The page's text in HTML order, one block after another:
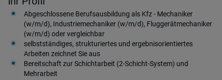
Abgeschlossene Berufsausbildung als Kfz - Mechaniker
(w/m/d), Industriemechaniker (w/m/d), Fluggerätmechaniker
(w/m/d) oder vergleichbar
selbstständiges, strukturiertes und ergebnisorientiertes
Arbeiten zeichnet Sie aus
Bereitschaft zur Schichtarbeit (2-Schicht-System) und
Mehrarbeit